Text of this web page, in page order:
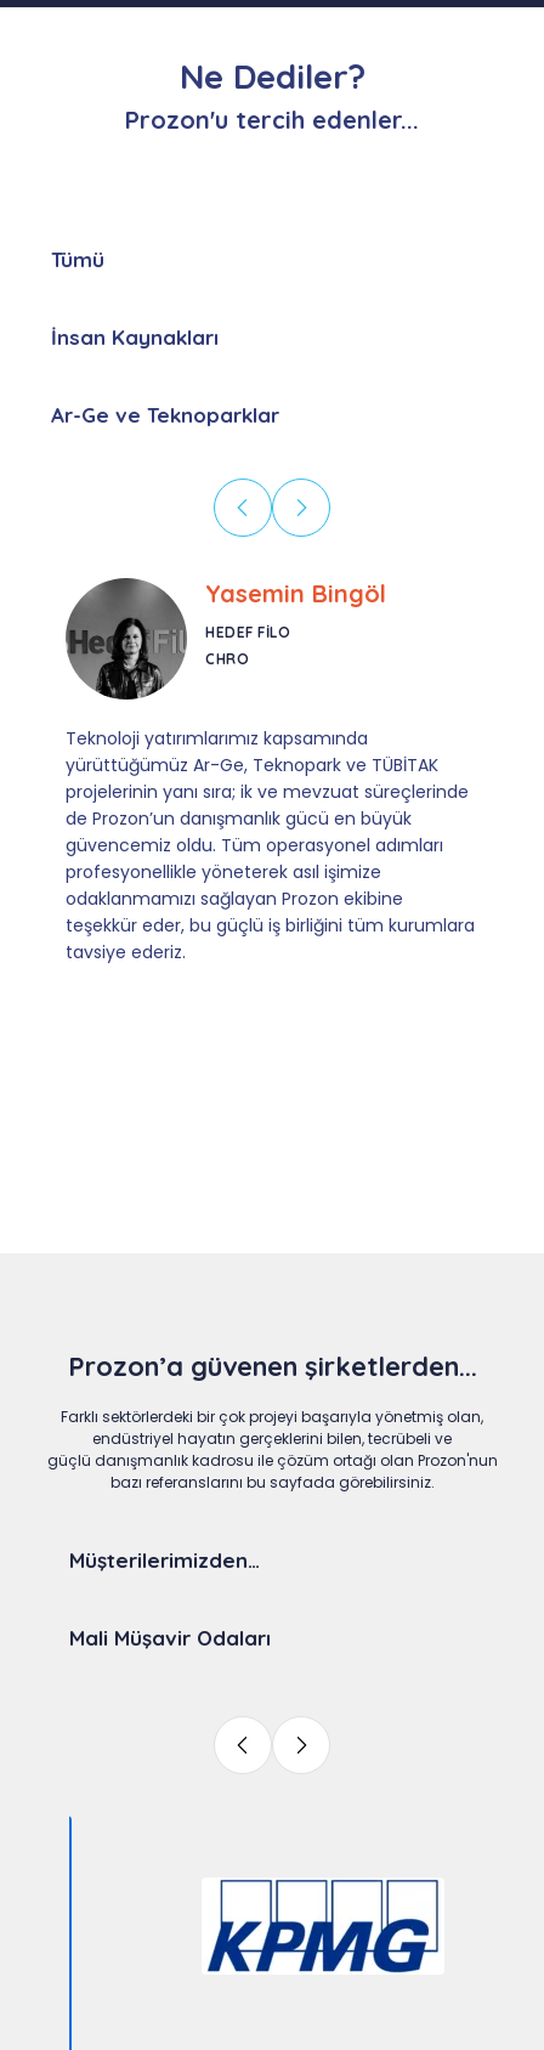
Ne Dediler?
Prozon'u tercih edenler...
Tümü
İnsan Kaynakları
Ar-Ge ve Teknoparklar
Ebru Kural
CORESYS
SATIŞ YÖNETICISI
Mevzuata uyum, başvuru ve izleme adımlarında
sağladıkları kusursuz yönlendirme sayesinde artık
operasyonlarımızı sıfır kaygı ve tam güvenle
yürütüyoruz. İş birliğimizi bizim için asıl değerli
kılan ise; ihtiyaç duyduğumuz her an ulaşılabilir
olmaları ve sorularımıza aldığımız hızlı geri
dönüşler.
Prozon’a güvenen şirketlerden...
Farklı sektörlerdeki bir çok projeyi başarıyla yönetmiş olan,
endüstriyel hayatın gerçeklerini bilen, tecrübeli ve
güçlü danışmanlık kadrosu ile çözüm ortağı olan Prozon'nun
bazı referanslarını bu sayfada görebilirsiniz.
Müşterilerimizden…
Mali Müşavir Odaları